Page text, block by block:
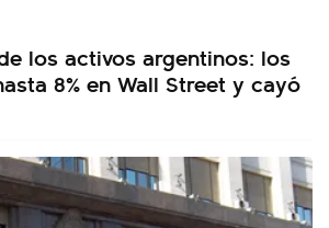
los activos argentinos: los
8% en Wall Street y cayó